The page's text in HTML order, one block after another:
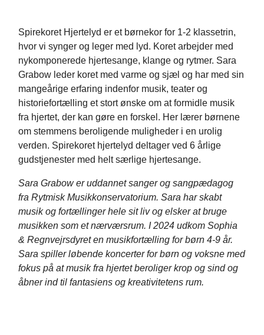
Spirekoret Hjertelyd er et børnekor for 1-2 klassetrin,
hvor vi synger og leger med lyd. Koret arbejder med
nykomponerede hjertesange, klange og rytmer. Sara
Grabow leder koret med varme og sjæl og har med sin
mangeårige erfaring indenfor musik, teater og
historiefortælling et stort ønske om at formidle musik
fra hjertet, der kan gøre en forskel. Her lærer børnene
om stemmens beroligende muligheder i en urolig
verden. Spirekoret hjertelyd deltager ved 6 årlige
gudstjenester med helt særlige hjertesange.
Sara Grabow er uddannet sanger og sangpædagog
fra Rytmisk Musikkonservatorium. Sara har skabt
musik og fortællinger hele sit liv og elsker at bruge
musikken som et nærværsrum. I 2024 udkom Sophia
& Regnvejrsdyret en musikfortælling for børn 4-9 år.
Sara spiller løbende koncerter for børn og voksne med
fokus på at musik fra hjertet beroliger krop og sind og
åbner ind til fantasiens og kreativitetens rum.